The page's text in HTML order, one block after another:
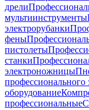
дрели
мультиинструменты
электрорубанки
фены
пистолеты
станки
электроножницы
профессионального
оборудование
профессиональные